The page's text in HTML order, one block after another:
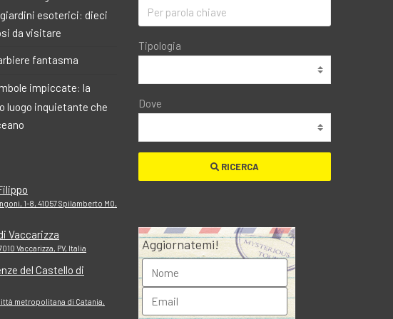
esoterici: dieci
da visitare
fantasma
impiccate: la
luogo inquietante che
1-8, 41057 Spilamberto MO,
Vaccarizza
Vaccarizza, PV, Italia
del Castello di
metropolitana di Catania,
Tipologia
Dove
RICERCA
Aggiornatemi!